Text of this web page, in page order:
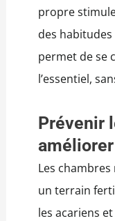
propre
des habitudes
permet de se
l’essentiel,
Prévenir
Les
un terrain
les acariens